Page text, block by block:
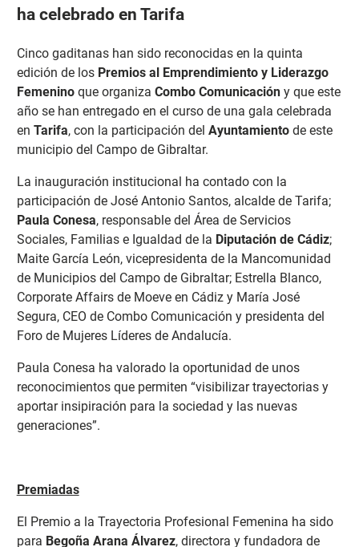
ha celebrado en Tarifa
Cinco gaditanas han sido reconocidas en la quinta
edición de losPremios al Emprendimiento y Liderazgo
Femeninoque organiza Combo Comunicacióny que este
año se han entregado en el curso de una gala celebrada
en Tarifa, con la participación del Ayuntamientode este
municipio del Campo de Gibraltar.
La inauguración institucional ha contado con la
participación de José Antonio Santos, alcalde de Tarifa;
Paula Conesa, responsable del Área de Servicios
Sociales, Familias e Igualdad de la Diputación de Cádiz;
Maite García León, vicepresidenta de la Mancomunidad
de Municipios del Campo de Gibraltar; Estrella Blanco,
Corporate Affairs de Moeve en Cádiz y María José
Segura, CEO de Combo Comunicación y presidenta del
Foro de Mujeres Líderes de Andalucía.
Paula Conesa ha valorado la oportunidad de unos
reconocimientos que permiten “visibilizar trayectorias y
aportar insipiración para la sociedad y las nuevas
generaciones”.
Premiadas
El Premio a la Trayectoria Profesional Femenina ha sido
para Begoña Arana Álvarez, directora y fundadora de